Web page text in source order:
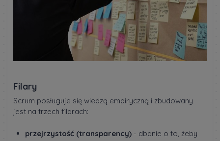
Filary
Scrum posługuje się wiedzą empiryczną i zbudowany
jest na trzech filarach:
przejrzystość (transparency) - dbanie o to, żeby